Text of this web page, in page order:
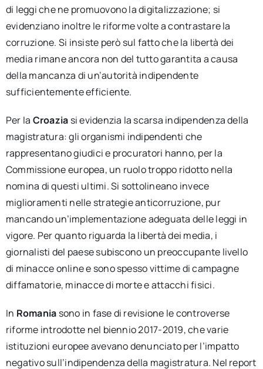
di leggi che ne promuovono la digitalizzazione; si
evidenziano inoltre le riforme volte a contrastare la
corruzione. Si insiste però sul fatto che la libertà dei
media rimane ancora non del tutto garantita a causa
della mancanza di un’autorità indipendente
sufficientemente efficiente.
Per la Croazia si evidenzia la scarsa indipendenza della
magistratura: gli organismi indipendenti che
rappresentano giudici e procuratori hanno, per la
Commissione europea, un ruolo troppo ridotto nella
nomina di questi ultimi. Si sottolineano invece
miglioramenti nelle strategie anticorruzione, pur
mancando un’implementazione adeguata delle leggi in
vigore. Per quanto riguarda la libertà dei media, i
giornalisti del paese subiscono un preoccupante livello
di minacce online e sono spesso vittime di campagne
diffamatorie, minacce di morte e attacchi fisici.
In Romania sono in fase di revisione le controverse
riforme introdotte nel biennio 2017-2019, che varie
istituzioni europee avevano denunciato per l’impatto
negativo sull’indipendenza della magistratura. Nel report